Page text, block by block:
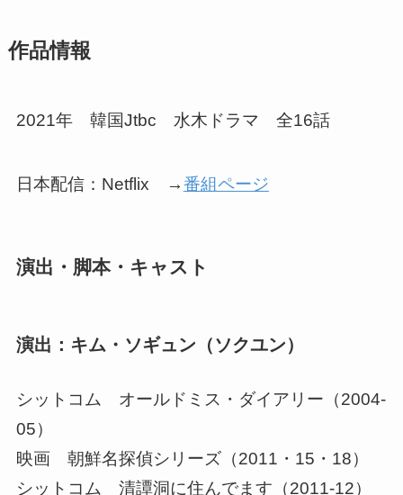
作品情報
2021年 韓国Jtbc 水木ドラマ 全16話
日本配信：Netflix →番組ページ
演出・脚本・キャスト
演出：キム・ソギュン（ソクユン）
シットコム オールドミス・ダイアリー（2004-
05）
映画 朝鮮名探偵シリーズ（2011・15・18）
シットコム 清譚洞に住んでます（2011-12）